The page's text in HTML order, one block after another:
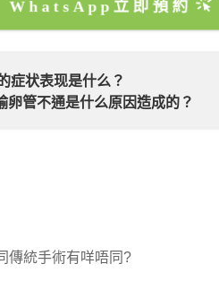
WhatsApp立即預約
症状表现是什么？
卵管不通是什么原因造成的？
傳統手術有咩唔同?